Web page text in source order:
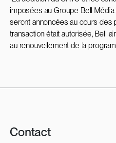
imposées au Groupe Bell
seront annoncées au cours des
transaction était autorisée, Bell
au renouvellement de la
Contact